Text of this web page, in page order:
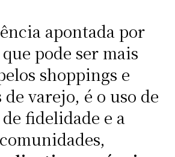
apontada por
pode ser mais
shoppings e
de varejo, é o uso de
fidelidade e a